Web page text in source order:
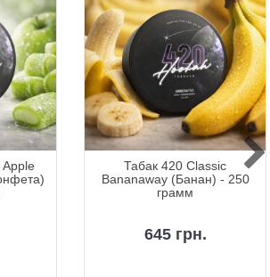
Табак 420 Classic
Bananaway (Банан) - 250
грамм
645 грн.